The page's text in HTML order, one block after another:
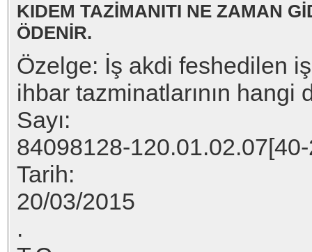
KIDEM TAZİMANITI NE ZAMAN
ÖDENİR.
Özelge: İş akdi feshedilen
ihbar tazminatlarının hangi
Sayı:
84098128-
Tarih:
20/03/2015
.